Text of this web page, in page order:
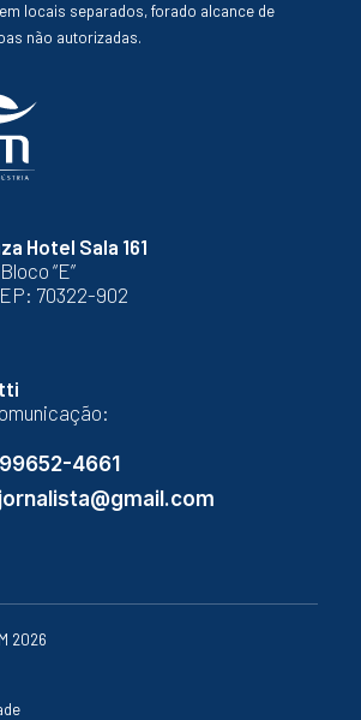
Hotel Sala 161
“E”
70322-902
4661
locais separados, forado alcance de
não autorizadas.
2026